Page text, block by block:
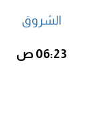
الشروق
06:23 ص